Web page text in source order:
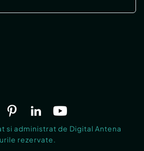
si administrat de Digital Antena
rezervate.